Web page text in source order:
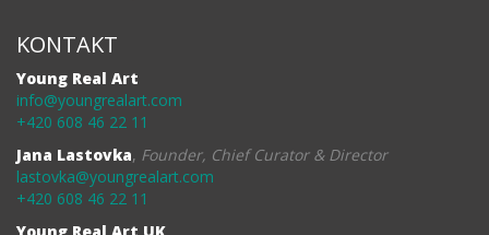
KONTAKT
Young Real Art
info@youngrealart.com
+420 608 46 22 11
Jana Lastovka, Founder, Chief Curator & Director
lastovka@youngrealart.com
+420 608 46 22 11